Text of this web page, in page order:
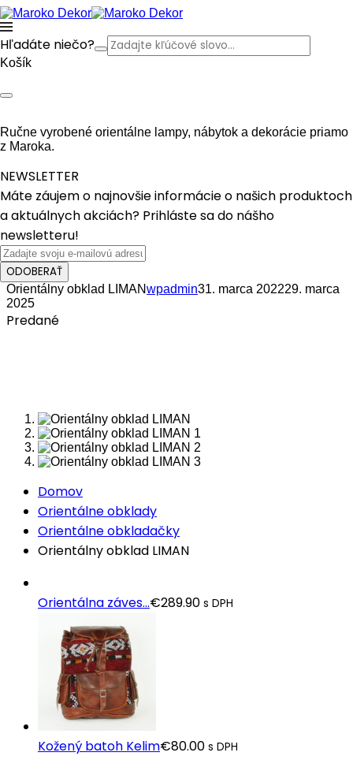
Hľadáte niečo?
Košík
Ručne vyrobené orientálne lampy, nábytok a dekorácie priamo
z Maroka.
NEWSLETTER
Máte záujem o najnovšie informácie o našich produktoch
a aktuálnych akciách? Prihláste sa do nášho
newsletteru!
ODOBERAŤ
Orientálny obklad LIMANwpadmin31. marca 202229. marca
2025
Predané
Domov
Orientálne obklady
Orientálne obkladačky
Orientálny obklad LIMAN
Orientálna záves...€289.90 s DPH
Kožený batoh Kelim€80.00 s DPH